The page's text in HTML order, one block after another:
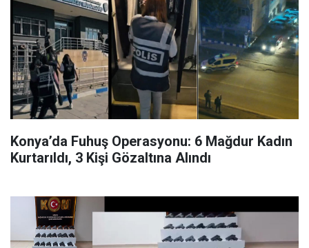
Konya’da Fuhuş Operasyonu: 6 Mağdur Kadın
Kurtarıldı, 3 Kişi Gözaltına Alındı